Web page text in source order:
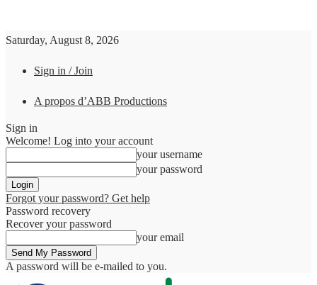
Saturday, August 8, 2026
Sign in / Join
A propos d’ABB Productions
Sign in
Welcome! Log into your account
your username
your password
Forgot your password? Get help
Password recovery
Recover your password
your email
A password will be e-mailed to you.